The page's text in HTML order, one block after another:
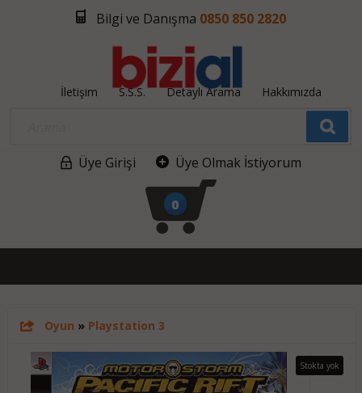
Bilgi ve Danışma 0850 850 2820
İletişim S.S.S. Detaylı Arama Hakkımızda
Üye Girişi Üye Olmak İstiyorum
0
Oyun » Playstation 3
Stokta yok